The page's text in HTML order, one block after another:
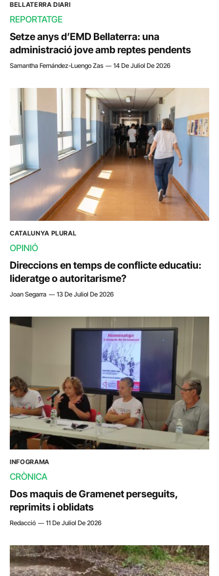
BELLATERRA DIARI
REPORTATGE
Setze anys d’EMD Bellaterra: una
administració jove amb reptes pendents
Samantha Fernández-Luengo Zas 14 De Juliol De 2026
CATALUNYA PLURAL
OPINIÓ
Direccions en temps de conflicte educatiu:
lideratge o autoritarisme?
Joan Segarra 13 De Juliol De 2026
INFOGRAMA
CRÒNICA
Dos maquis de Gramenet perseguits,
reprimits i oblidats
Redacció 11 De Juliol De 2026